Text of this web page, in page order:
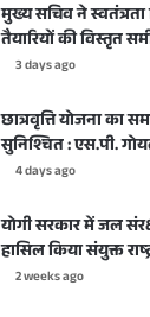
मुख्य सचिव ने
तैयारियों की विस्तृत
3 days ago
छात्रवृत्ति योजना का
सुनिश्चित : एस.पी.
4 days ago
योगी सरकार में जल
हासिल किया संयुक्त
2 weeks ago